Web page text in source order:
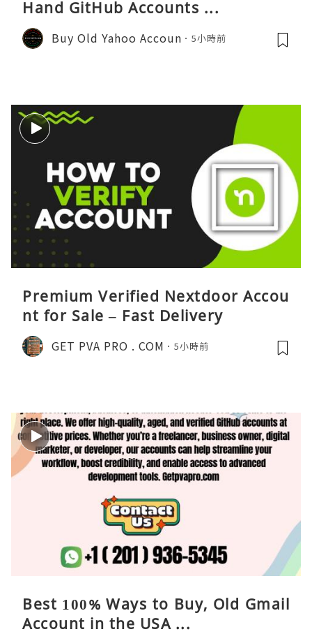
Hand GitHub Accounts ...
Buy Old Yahoo Accoun 5小時前
Premium Verified Nextdoor Accou
nt for Sale – Fast Delivery
GET PVA PRO . COM 5小時前
Best 100% Ways to Buy, Old Gmail
Account in the USA ...